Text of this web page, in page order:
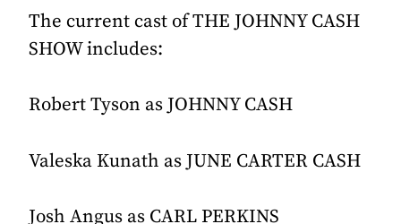
The current cast of THE JOHNNY CASH
SHOW includes:
Robert Tyson as JOHNNY CASH
Valeska Kunath as JUNE CARTER CASH
Josh Angus as CARL PERKINS